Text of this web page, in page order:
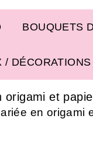
BOUQUETS
/ DÉCORATIONS
origami et
en origami